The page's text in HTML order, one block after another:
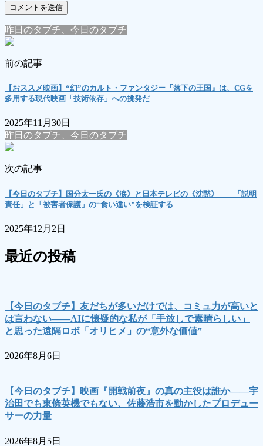
昨日のタブチ、今日のタブチ
前の記事
【おススメ映画】“幻”のカルト・ファンタジー『落下の王国』は、CGを
多用する現代映画「技術依存」への挑発だ
2025年11月30日
昨日のタブチ、今日のタブチ
次の記事
【今日のタブチ】国分太一氏の《涙》と日本テレビの《沈黙》――「説明
責任」と「被害者保護」の“食い違い”を検証する
2025年12月2日
最近の投稿
【今日のタブチ】友だちが多いだけでは、コミュ力が高いと
は言わない――AIに懐疑的な私が「手放しで素晴らしい」
と思った遠隔ロボ「オリヒメ」の“意外な価値”
2026年8月6日
【今日のタブチ】映画『開戦前夜』の真の主役は誰か――宇
治田でも東條英機でもない、佐藤浩市を動かしたプロデュー
サーの力量
2026年8月5日